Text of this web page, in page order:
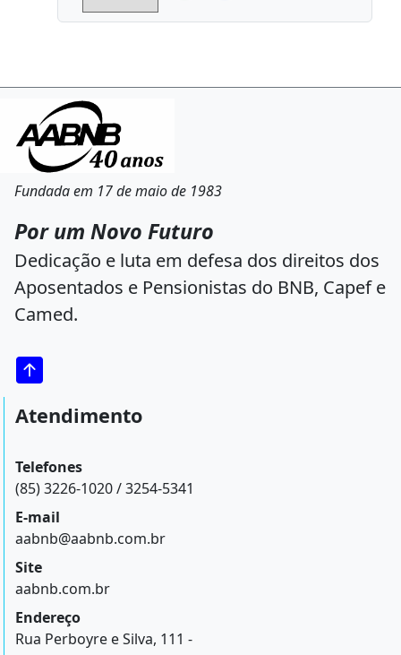
Fundada em 17 de maio de 1983
Por um Novo Futuro
Dedicação e luta em defesa dos direitos dos
Aposentados e Pensionistas do BNB, Capef e
Camed.
Atendimento
Telefones
(85) 3226-1020 / 3254-5341
E-mail
aabnb@aabnb.com.br
Site
aabnb.com.br
Endereço
Rua Perboyre e Silva, 111 -